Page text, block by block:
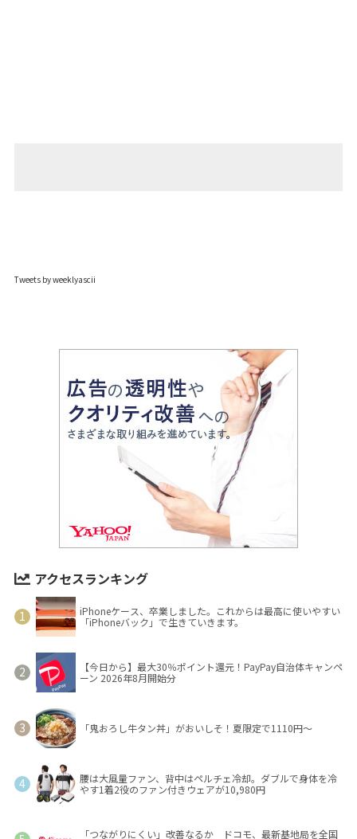
Tweets by weeklyascii
アクセスランキング
iPhoneケース、卒業しました。これからは最高に使いやすい
「iPhoneバック」で生きていきます。
【今日から】最大30％ポイント還元！PayPay自治体キャンペ
ーン 2026年8月開始分
「鬼おろし牛タン丼」がおいしそ！夏限定で1110円～
腰は大風量ファン、背中はペルチェ冷却。ダブルで身体を冷
やす1着2役のファン付きウェアが10,980円
「つながりにくい」改善なるか ドコモ、最新基地局を全国